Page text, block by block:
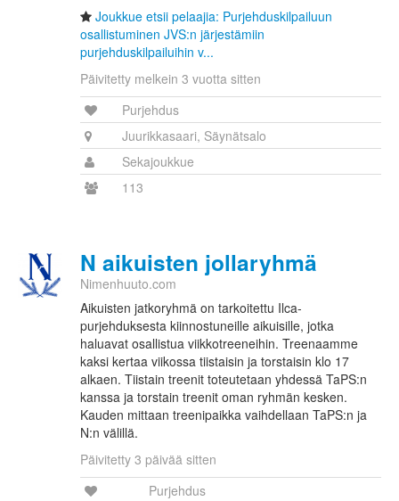
Joukkue etsii pelaajia: Purjehduskilpailuun
osallistuminen JVS:n järjestämiin
purjehduskilpailuihin v...
Päivitetty melkein 3 vuotta sitten
Purjehdus
Juurikkasaari, Säynätsalo
Sekajoukkue
113
N aikuisten jollaryhmä
Nimenhuuto.com
Aikuisten jatkoryhmä on tarkoitettu Ilca-
purjehduksesta kiinnostuneille aikuisille, jotka
haluavat osallistua viikkotreeneihin. Treenaamme
kaksi kertaa viikossa tiistaisin ja torstaisin klo 17
alkaen. Tiistain treenit toteutetaan yhdessä TaPS:n
kanssa ja torstain treenit oman ryhmän kesken.
Kauden mittaan treenipaikka vaihdellaan TaPS:n ja
N:n välillä.
Päivitetty 3 päivää sitten
Purjehdus